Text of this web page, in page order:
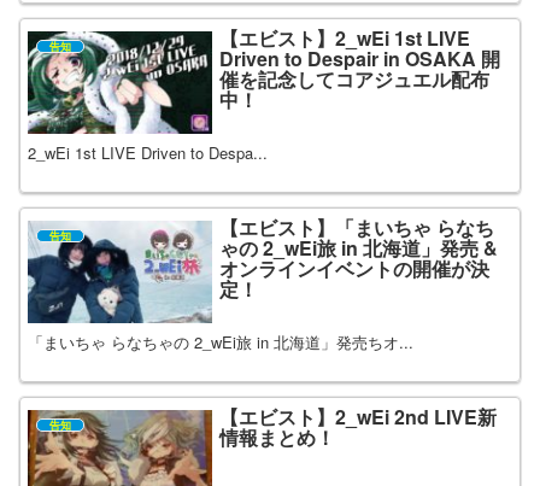
告知 【エビスト】2_wEi 1st LIVE
Driven to Despair in OSAKA 開
催を記念してコアジュエル配布
中！
2_wEi 1st LIVE Driven to Despa...
告知 【エビスト】「まいちゃ らなち
ゃの 2_wEi旅 in 北海道」発売 &
オンラインイベントの開催が決
定！
「まいちゃ らなちゃの 2_wEi旅 in 北海道」発売ちオ...
告知 【エビスト】2_wEi 2nd LIVE新
情報まとめ！